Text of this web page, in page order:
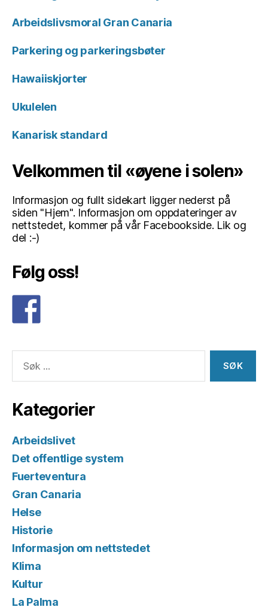
Arbeidslivsmoral Gran Canaria
Parkering og parkeringsbøter
Hawaiiskjorter
Ukulelen
Kanarisk standard
Velkommen til «øyene i solen»
Informasjon og fullt sidekart ligger nederst på
siden "Hjem". Informasjon om oppdateringer av
nettstedet, kommer på vår Facebookside. Lik og
del :-)
Følg oss!
etter:
Kategorier
Arbeidslivet
Det offentlige system
Fuerteventura
Gran Canaria
Helse
Historie
Informasjon om nettstedet
Klima
Kultur
La Palma